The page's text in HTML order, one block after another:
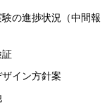
の進捗状況（中間報
証
イン方針案